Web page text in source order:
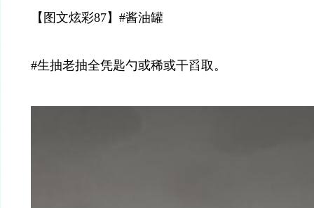
【图文炫彩87】#酱油罐
#生抽老抽全凭匙勺或稀或干舀取。